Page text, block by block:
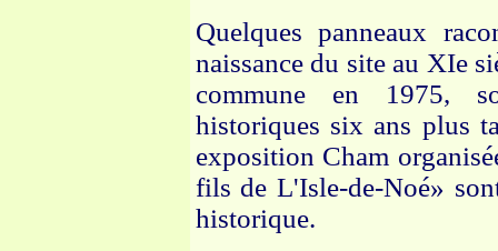
Quelques panneaux
naissance du site au XIe
commune en 1975,
historiques six ans plus
exposition Cham
fils de L'Isle-de-Noé»
historique.